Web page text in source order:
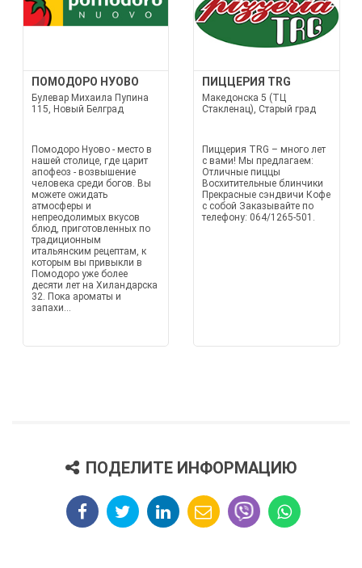
ПОМОДОРО НУОВО
Булевар Михаила Пупина
115, Новый Белград
Помодоро Нуово - место в
нашей столице, где царит
апофеоз - возвышение
человека среди богов. Вы
можете ожидать
атмосферы и
непреодолимых вкусов
блюд, приготовленных по
традиционным
итальянским рецептам, к
которым вы привыкли в
Помодоро уже более
десяти лет на Хиландарска
32. Пока ароматы и
запахи...
ПИЦЦЕРИЯ TRG
Македонска 5 (ТЦ
Стакленац), Старый град
Пиццерия TRG – много лет
с вами! Мы предлагаем:
Отличные пиццы
Восхитительные блинчики
Прекрасные сэндвичи Кофе
с собой Заказывайте по
телефону: 064/1265-501.
ПОДЕЛИТЕ ИНФОРМАЦИЮ